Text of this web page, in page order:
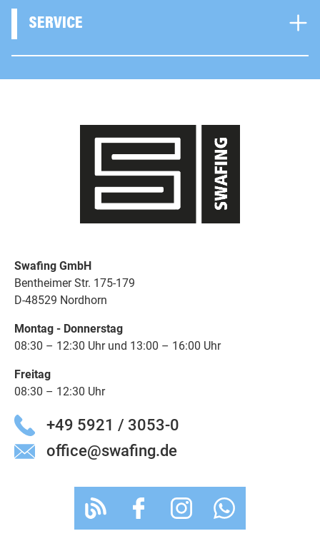
SERVICE
Swafing GmbH
Bentheimer Str. 175-179
D-48529 Nordhorn
Montag - Donnerstag
08:30 – 12:30 Uhr und 13:00 – 16:00 Uhr
Freitag
08:30 – 12:30 Uhr
+49 5921 / 3053-0
office@swafing.de